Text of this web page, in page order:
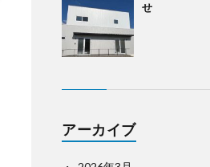
せ
アーカイブ